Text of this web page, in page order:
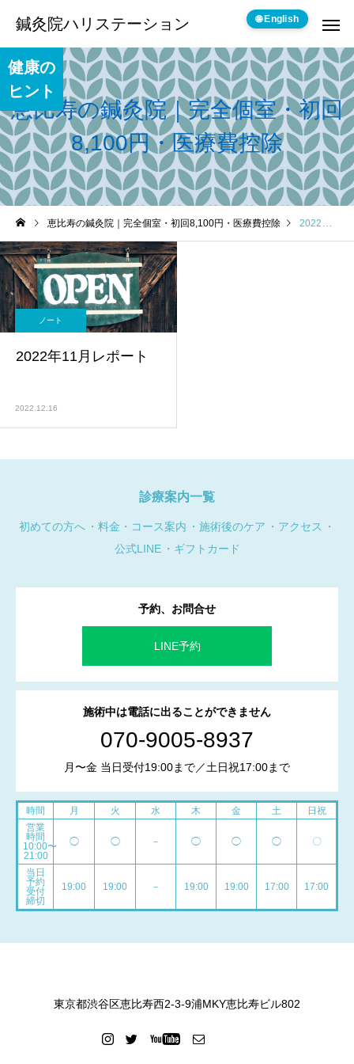
鍼灸院ハリステーション
恵比寿の鍼灸院｜完全個室・初回
8,100円・医療費控除
健康の
ヒント
恵比寿の鍼灸院｜完全個室・初回8,100円・医療費控除 2022年 12月の記事一覧
ノート
2022年11月レポート
2022.12.16
診療案内一覧
初めての方へ 料金・コース案内 施術後のケア
アクセス
公式LINE
ギフトカード
予約、お問合せ
LINE予約
施術中は電話に出ることができません
070-9005-8937
月〜金 当日受付19:00まで／土日祝17:00まで
時間 月 火 水 木 金 土
日祝
営業
時間
10:00〜
21:00
◯ ◯ － ◯ ◯ ◯ 〇
当日
予約
受付
締切
19:00 19:00 － 19:00 19:00 17:00 17:00
東京都渋谷区恵比寿西2-3-9浦MKY恵比寿ビル802
🌐 English